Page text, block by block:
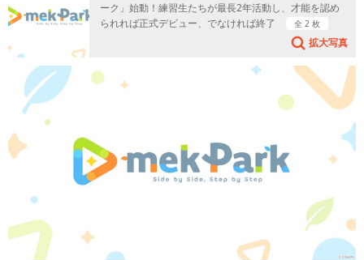
ーク」始動！練習生たちが最長2年活動し、才能を認め
られれば正式デビュー、でなければ終了
全 2 枚
拡大写真